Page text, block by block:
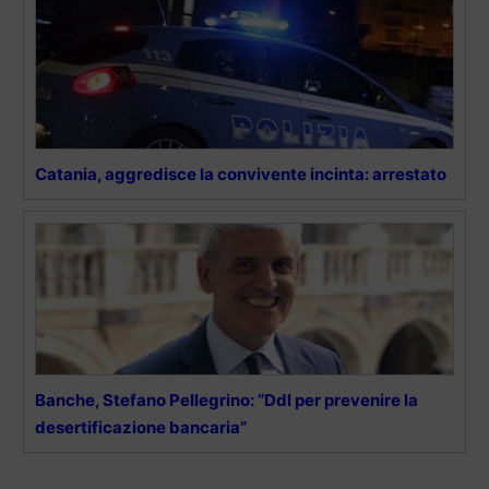
Catania, aggredisce la convivente incinta: arrestato
Banche, Stefano Pellegrino: “Ddl per prevenire la
desertificazione bancaria”